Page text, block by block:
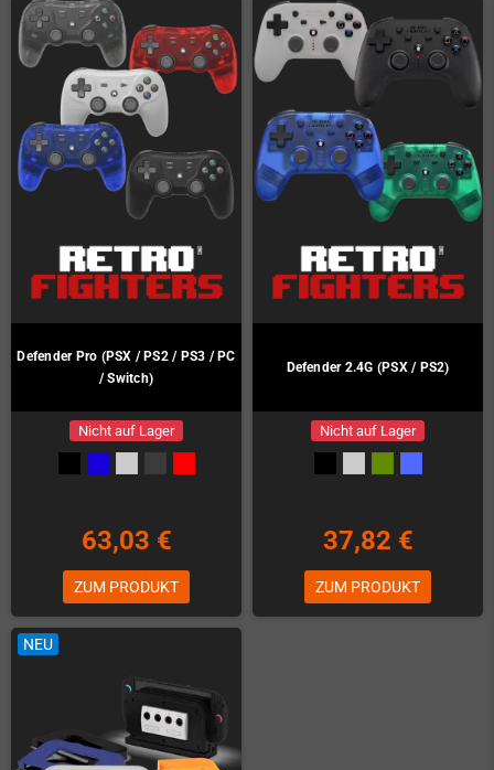
Defender Pro (PSX / PS2 / PS3 / PC
/ Switch)
Nicht auf Lager
63,03 €
ZUM PRODUKT
Defender 2.4G (PSX / PS2)
Nicht auf Lager
37,82 €
ZUM PRODUKT
NEU